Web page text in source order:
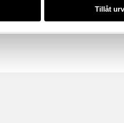
Tillåt